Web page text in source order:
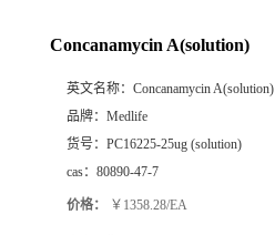
Concanamycin A(solution)
英文名称： Concanamycin A(solution)
品牌： Medlife
货号： PC16225-25ug (solution)
cas： 80890-47-7
价格： ￥1358.28/EA